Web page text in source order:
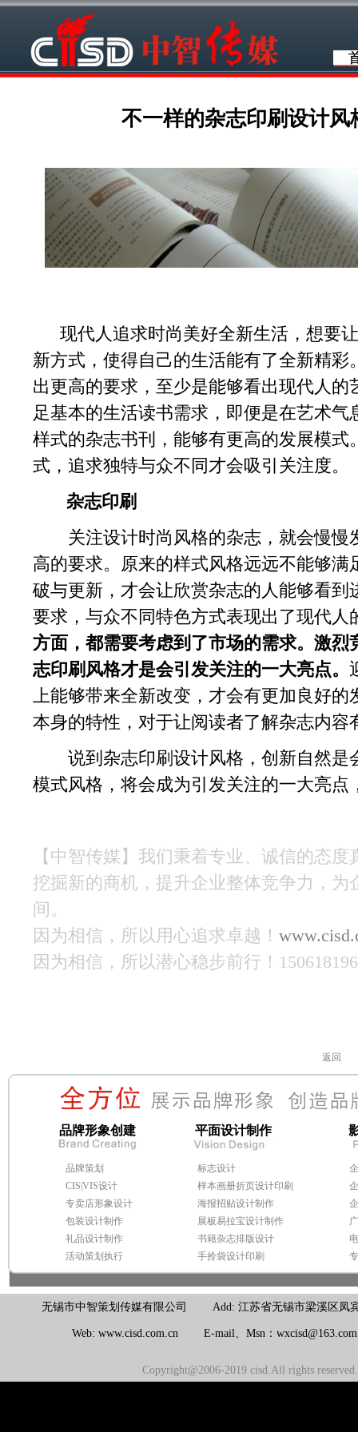
不一样的杂志印刷设计
现代人追求时尚美好全新生活，想要
新方式，使得自己的生活能有了全新精
出更高的要求，至少是能够看出现代人
足基本的生活读书需求，即便是在艺术
样式的杂志书刊，能够有更高的发展模
式，追求独特与众不同才会吸引关注度。
杂志印刷
关注设计时尚风格的杂志，就会慢慢
高的要求。原来的样式风格远远不能够
破与更新，才会让欣赏杂志的人能够看
要求，与众不同特色方式表现出了现代人
方面，都需要考虑到了市场的需求。激
志印刷风格才是会引发关注的一大亮点。
上能够带来全新改变，才会有更加良好
本身的特性，对于让阅读者了解杂志内容
说到杂志印刷设计风格，创新自然是
模式风格，将会成为引发关注的一大亮
【中智传媒】我们秉着专业、诚信的态
挖掘新的商机，提升企业整体竞争力，
间。
因为相信，所以用心追求卓越！
因为相信，所以潜心稳步前行！
返回
品牌形象创建 平面设计制作
品牌策划
CIS|VIS设计
专卖店形象设计
包装设计制作
礼品设计制作
活动策划执行
标志设计
样本画册折页设计印刷
海报招贴设计制作
展板易拉宝设计制作
书籍杂志排版设计
手拎袋设计印刷
无锡市中智策划传媒有限公司 Add: 江苏省无锡市梁溪区凤
Web: www.cisd.com.cn E-mail、Msn：
Copyright@2006-2019 cisd.All rights